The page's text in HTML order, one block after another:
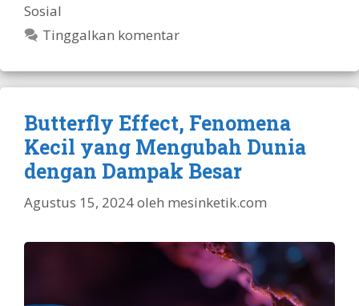
Sosial
Tinggalkan komentar
Butterfly Effect, Fenomena
Kecil yang Mengubah Dunia
dengan Dampak Besar
Agustus 15, 2024oleh mesinketik.com